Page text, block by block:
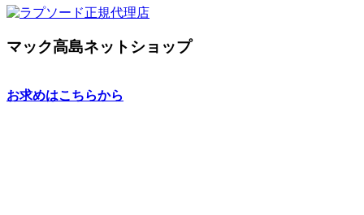
マック高島ネットショップ
お求めはこちらから